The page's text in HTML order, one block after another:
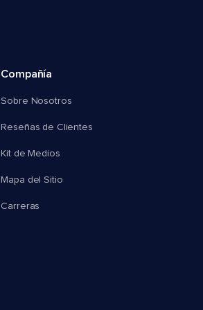
Compañía
Sobre Nosotros
Reseñas de Clientes
Kit de Medios
Mapa del Sitio
Carreras